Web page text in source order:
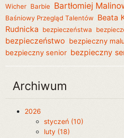
Wicher Barbie Bartłomiej
Baśniowy Przegląd Talentów Beata
Rudnicka
bezpieczeństwa
bezpieczeństwo bezpieczny
bezpieczny senior bezpieczny
Archiwum
2026
styczeń (10)
luty (18)